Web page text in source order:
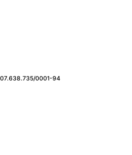
07.638.735/0001-94